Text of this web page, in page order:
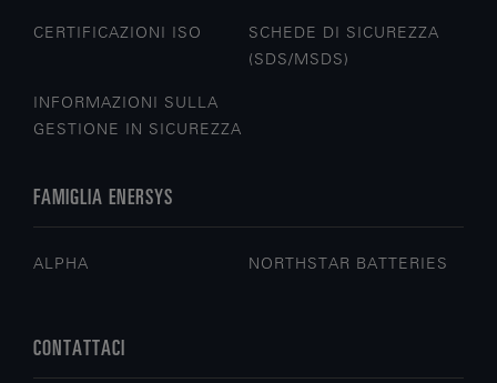
CERTIFICAZIONI ISO
SCHEDE DI SICUREZZA
(SDS/MSDS)
INFORMAZIONI SULLA
GESTIONE IN SICUREZZA
FAMIGLIA ENERSYS
ALPHA NORTHSTAR BATTERIES
CONTATTACI